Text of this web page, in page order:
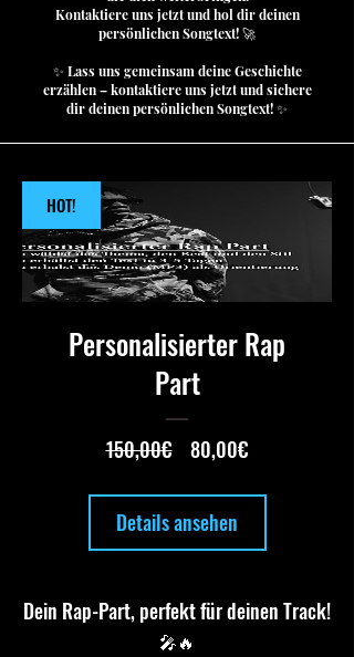
Kontaktiere uns jetzt und hol dir deinen
persönlichen Songtext! 🚀
✨ Lass uns gemeinsam deine Geschichte
erzählen – kontaktiere uns jetzt und sichere
dir deinen persönlichen Songtext! ✨
HOT!
Personalisierter Rap
Part
150,00€ Standardpreis
80,00€Sale-
Details ansehen
Dein Rap-Part, perfekt für deinen Track!
🎤🔥